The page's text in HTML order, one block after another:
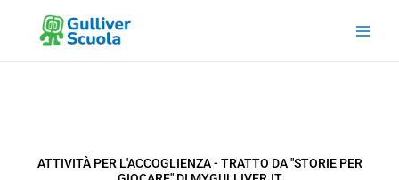
contenuto
ATTIVITÀ PER L'ACCOGLIENZA - TRATTO DA "STORIE PER